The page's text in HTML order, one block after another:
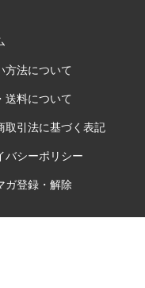
方法について
送料について
取引法に基づく表記
バシーポリシー
ガ登録・解除